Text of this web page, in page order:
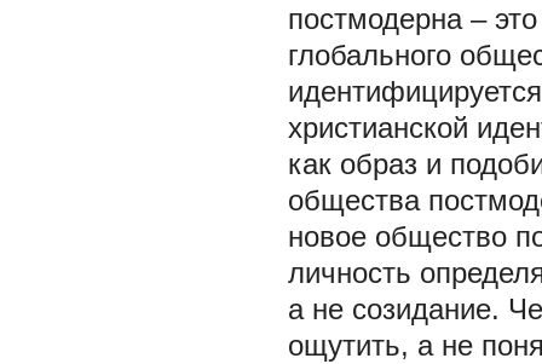
постмодерна –
глобального
христианской
как образ и
общества
новое общество
личность
а не созидание.
ощутить, а не